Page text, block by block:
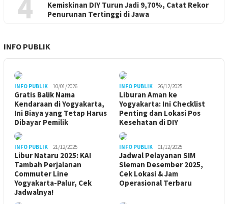
Kemiskinan DIY Turun Jadi 9,70%, Catat Rekor
Penurunan Tertinggi di Jawa
INFO PUBLIK
INFO PUBLIK 10/01/2026
Gratis Balik Nama
Kendaraan di Yogyakarta,
Ini Biaya yang Tetap Harus
Dibayar Pemilik
INFO PUBLIK 26/12/2025
Liburan Aman ke
Yogyakarta: Ini Checklist
Penting dan Lokasi Pos
Kesehatan di DIY
INFO PUBLIK 21/12/2025
Libur Nataru 2025: KAI
Tambah Perjalanan
Commuter Line
Yogyakarta-Palur, Cek
Jadwalnya!
INFO PUBLIK 01/12/2025
Jadwal Pelayanan SIM
Sleman Desember 2025,
Cek Lokasi & Jam
Operasional Terbaru